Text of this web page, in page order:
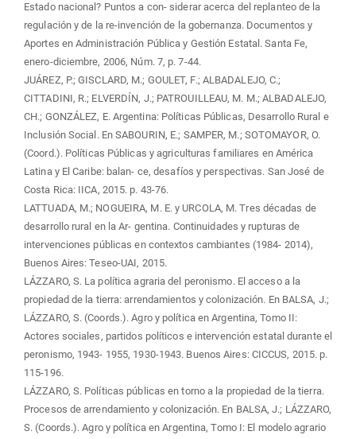
Estado nacional? Puntos a con- siderar acerca del replanteo de la
regulación y de la re-invención de la gobernanza. Documentos y
Aportes en Administración Pública y Gestión Estatal. Santa Fe,
enero-diciembre, 2006, Núm. 7, p. 7-44.
JUÁREZ, P.; GISCLARD, M.; GOULET, F.; ALBADALEJO, C.;
CITTADINI, R.; ELVERDÍN, J.; PATROUILLEAU, M. M.; ALBADALEJO,
CH.; GONZÁLEZ, E. Argentina: Políticas Públicas, Desarrollo Rural e
Inclusión Social. En SABOURIN, E.; SAMPER, M.; SOTOMAYOR, O.
(Coord.). Políticas Públicas y agriculturas familiares en América
Latina y El Caribe: balan- ce, desafíos y perspectivas. San José de
Costa Rica: IICA, 2015. p. 43-76.
LATTUADA, M.; NOGUEIRA, M. E. y URCOLA, M. Tres décadas de
desarrollo rural en la Ar- gentina. Continuidades y rupturas de
intervenciones públicas en contextos cambiantes (1984- 2014),
Buenos Aires: Teseo-UAI, 2015.
LÁZZARO, S. La política agraria del peronismo. El acceso a la
propiedad de la tierra: arrendamientos y colonización. En BALSA, J.;
LÁZZARO, S. (Coords.). Agro y política en Argentina, Tomo II:
Actores sociales, partidos políticos e intervención estatal durante el
peronismo, 1943- 1955, 1930-1943. Buenos Aires: CICCUS, 2015. p.
115-196.
LÁZZARO, S. Políticas públicas en torno a la propiedad de la tierra.
Procesos de arrendamiento y colonización. En BALSA, J.; LÁZZARO,
S. (Coords.). Agro y política en Argentina, Tomo I: El modelo agrario